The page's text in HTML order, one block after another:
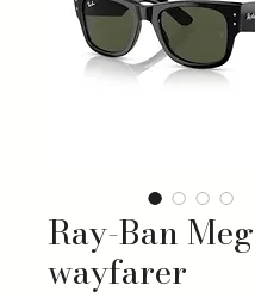
Ray-Ban
wayfarer